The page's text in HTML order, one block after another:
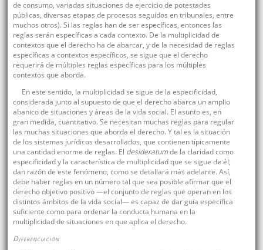
de consumo, variadas situaciones de ejercicio de potestades
públicas, diversas etapas de procesos seguidos en tribunales, entre
muchos otros). Si las reglas han de ser específicas, entonces las
reglas serán específicas a cada contexto. De la multiplicidad de
contextos que el derecho ha de abarcar, y de la necesidad de reglas
específicas a contextos específicos, se sigue que el derecho
requerirá de múltiples reglas específicas para los múltiples
contextos que aborda.
En este sentido, la multiplicidad se sigue de la especificidad,
considerada junto al supuesto de que el derecho abarca un amplio
abanico de situaciones y áreas de la vida social. El asunto es, en
gran medida, cuantitativo. Se necesitan muchas reglas para regular
las muchas situaciones que aborda el derecho. Y tal es la situación
de los sistemas jurídicos desarrollados, que contienen típicamente
una cantidad enorme de reglas. El desideratumde la claridad como
especificidad y la característica de multiplicidad que se sigue de él,
dan razón de este fenómeno, como se detallará más adelante. Así,
debe haber reglas en un número tal que sea posible afirmar que el
derecho objetivo positivo —el conjunto de reglas que operan en los
distintos ámbitos de la vida social— es capaz de dar guía específica
suficiente como para ordenar la conducta humana en la
multiplicidad de situaciones en que aplica el derecho.
Diferenciación